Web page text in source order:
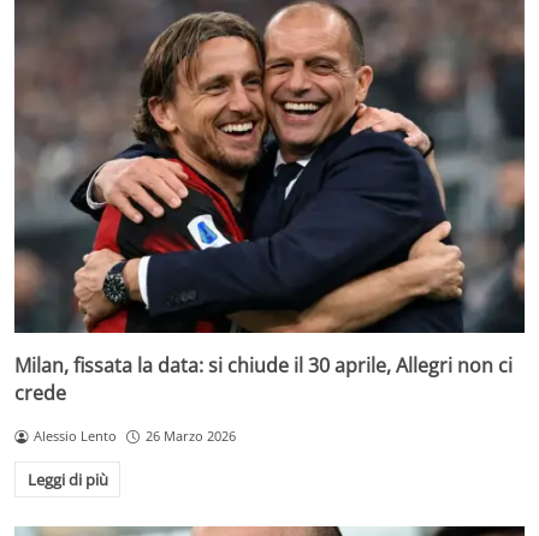
Milan, fissata la data: si chiude il 30 aprile, Allegri non ci
crede
Alessio Lento 26 Marzo 2026
Leggi di più